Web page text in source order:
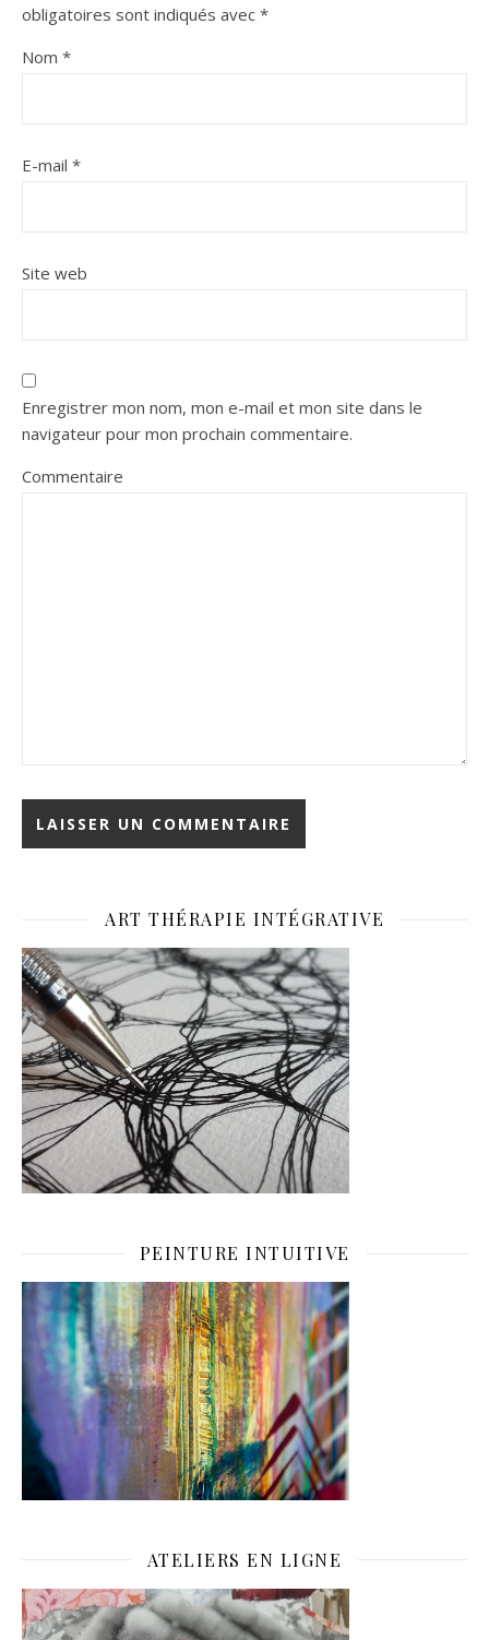
obligatoires sont indiqués avec *
Nom *
E-mail *
Site web
Enregistrer mon nom, mon e-mail et mon site dans le
navigateur pour mon prochain commentaire.
Commentaire
ART THÉRAPIE INTÉGRATIVE
PEINTURE INTUITIVE
ATELIERS EN LIGNE